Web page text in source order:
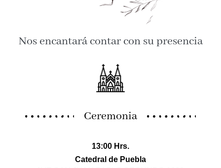
Nos encantará contar con su presencia
Ceremonia
13:00 Hrs.
Catedral de Puebla